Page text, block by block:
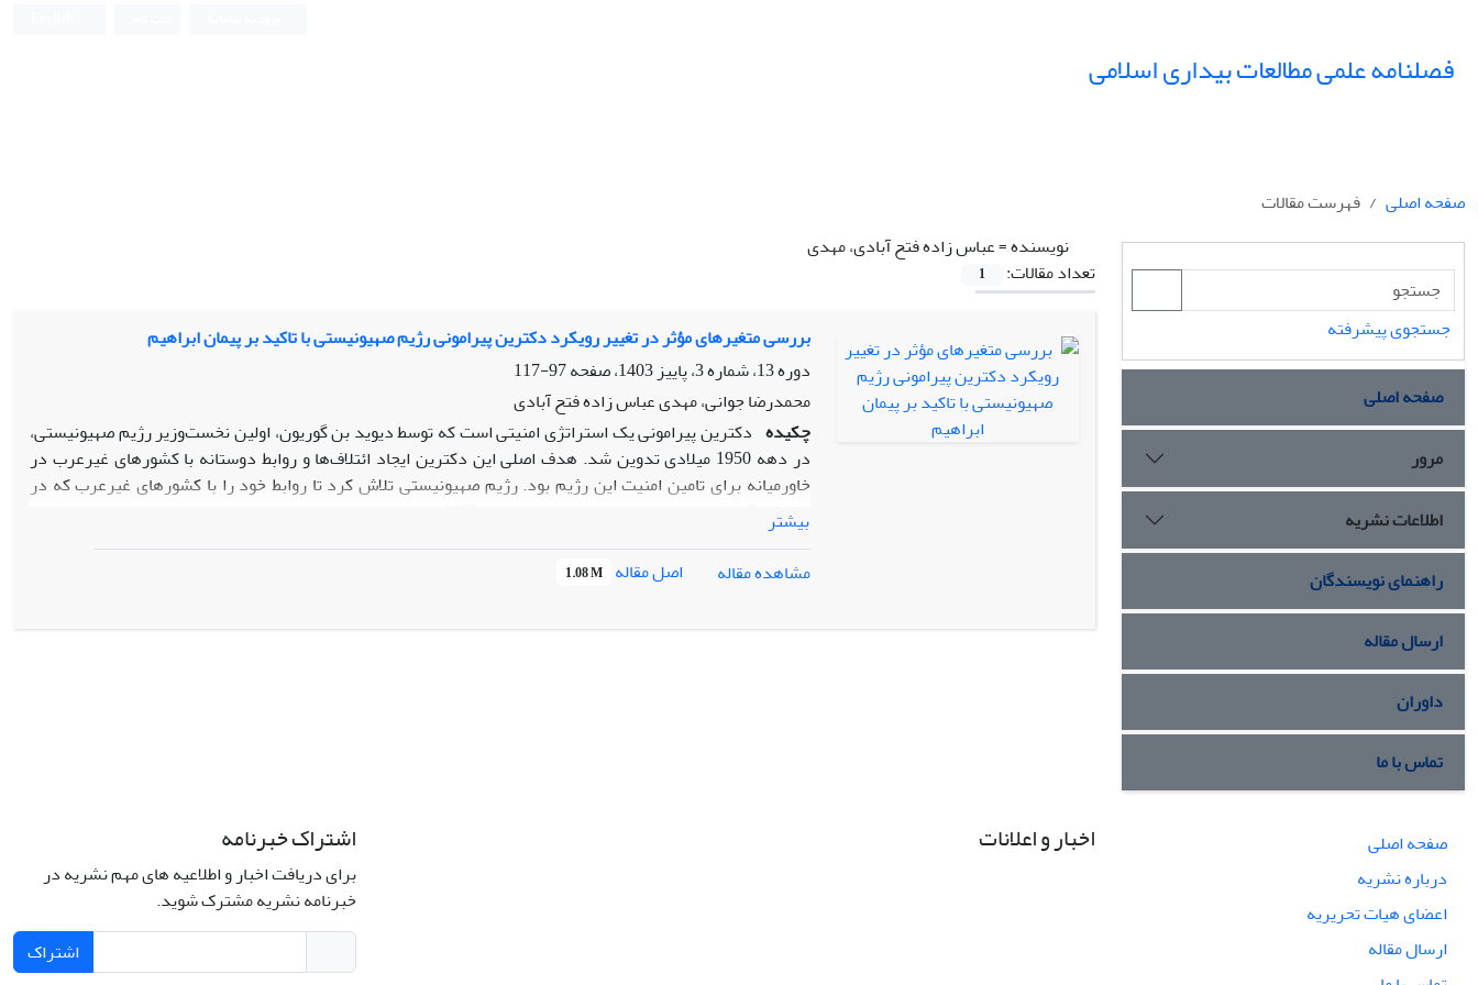
فصلنامه علمی مطالعات بیداری اسلامی
صفحه اصلی
فهرست مقالات
نویسنده =عباس زاده فتح آبادی، مهدی
تعداد مقالات:
1
بررسی متغیرهای مؤثر در تغییر رویکرد دکترین پیرامونی رژیم صهیونیستی با تاکید بر پیمان ابراهیم
دوره 13، شماره 3، پاییز 1403، صفحه
97-117
محمدرضا جوانی، مهدی عباس زاده فتح آبادی
چکیده دکترین پیرامونی یک استراتژی امنیتی است که توسط دیوید بن گوریون، اولین نخست‌وزیر رژیم صهیونیستی،
در دهه 1950 میلادی تدوین شد. هدف اصلی این دکترین ایجاد ائتلاف‌ها و روابط دوستانه با کشورهای غیرعرب در
خاورمیانه برای تامین امنیت این رژیم بود. رژیم صهیونیستی تلاش کرد تا روابط خود را با کشورهای غیرعرب که در
تغییر اولویت‌های امنیتی این رژیم، به مرور زمان دکترین پیرامونی دچار تغییر شد. رژیم صهیونیستی به تدریج به سمت
و نهایتا امارات متحده عربی، بحرین، سودان و مراکش در قالب پیمان ابراهیم رفت. پژوهش حاضر با هدف بررسی و
بیشتر
مشاهده مقاله
اصل مقاله 1.08 M
جستجوی پیشرفته
صفحه اصلی
مرور
اطلاعات نشریه
راهنمای نویسندگان
ارسال مقاله
داوران
تماس با ما
صفحه اصلی
درباره نشریه
اعضای هیات تحریریه
ارسال مقاله
اخبار و اعلانات اشتراک خبرنامه
برای دریافت اخبار و اطلاعیه های مهم نشریه در
خبرنامه نشریه مشترک شوید.
اشتراک